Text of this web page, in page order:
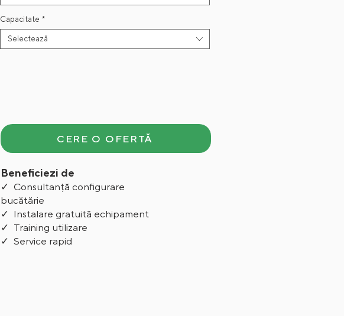
Capacitate *
Selectează
CERE O OFERTĂ
Beneficiezi de
✓ Consultanță configurare
bucătărie
✓ Instalare gratuită echipament
✓ Training utilizare
✓ Service rapid